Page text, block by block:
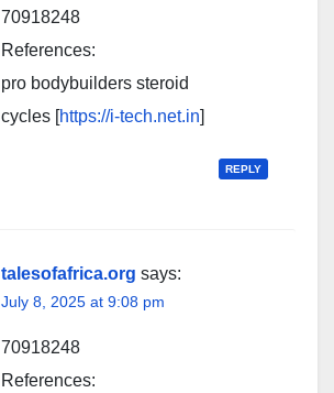
70918248
References:
pro bodybuilders steroid
cycles [https://i-tech.net.in]
REPLY
talesofafrica.org says:
July 8, 2025 at 9:08 pm
70918248
References: